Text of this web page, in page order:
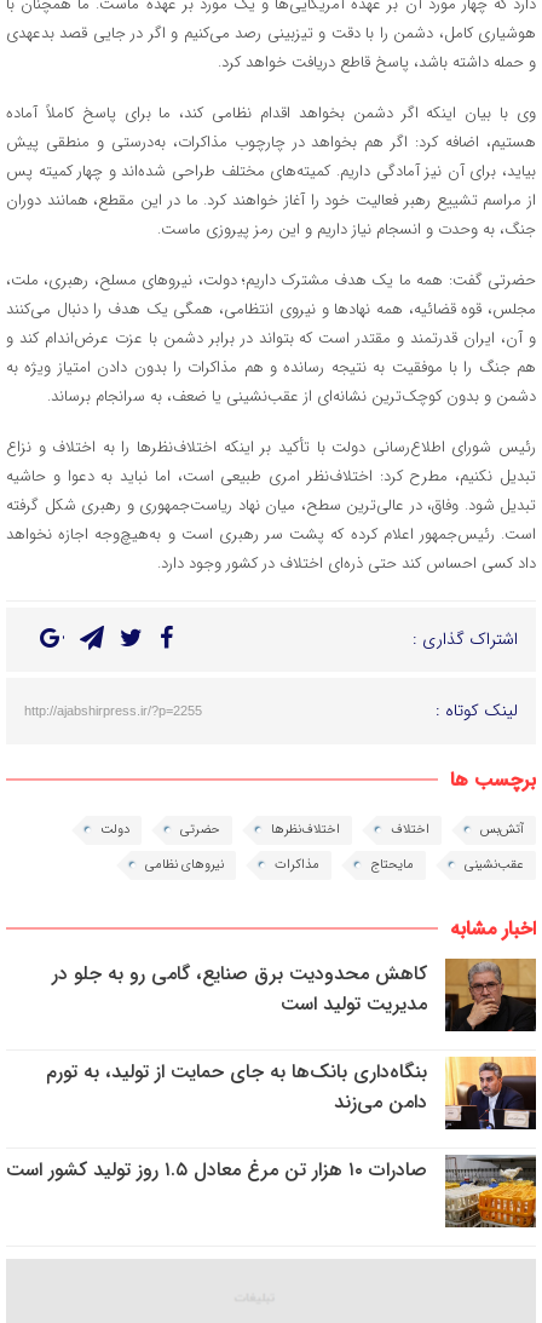
هوشیاری کامل، دشمن را با دقت و تیزبینی رصد می‌کنیم و اگر در جایی قصد بدعهدی
و حمله داشته باشد، پاسخ قاطع دریافت خواهد کرد.
وی با بیان اینکه اگر دشمن بخواهد اقدام نظامی کند، ما برای پاسخ کاملاً آماده
هستیم، اضافه کرد: اگر هم بخواهد در چارچوب مذاکرات، به‌درستی و منطقی پیش
بیاید، برای آن نیز آمادگی داریم. کمیته‌های مختلف طراحی شده‌اند و چهار کمیته پس
از مراسم تشییع رهبر فعالیت خود را آغاز خواهند کرد. ما در این مقطع، همانند دوران
جنگ، به وحدت و انسجام نیاز داریم و این رمز پیروزی ماست.
حضرتی گفت: همه ما یک هدف مشترک داریم؛ دولت، نیرو‌های مسلح، رهبری، ملت،
مجلس، قوه قضائیه، همه نهاد‌ها و نیروی انتظامی، همگی یک هدف را دنبال می‌کنند
و آن، ایران قدرتمند و مقتدر است که بتواند در برابر دشمن با عزت عرض‌اندام کند و
هم جنگ را با موفقیت به نتیجه رسانده و هم مذاکرات را بدون دادن امتیاز ویژه به
دشمن و بدون کوچک‌ترین نشانه‌ای از عقب‌نشینی یا ضعف، به سرانجام برساند.
رئیس شورای اطلاع‌رسانی دولت با تأکید بر اینکه اختلاف‌نظر‌ها را به اختلاف و نزاع
تبدیل نکنیم، مطرح کرد: اختلاف‌نظر امری طبیعی است، اما نباید به دعوا و حاشیه
تبدیل شود. وفاق، در عالی‌ترین سطح، میان نهاد ریاست‌جمهوری و رهبری شکل گرفته
است. رئیس‌جمهور اعلام کرده که پشت سر رهبری است و به‌هیچ‌وجه اجازه نخواهد
داد کسی احساس کند حتی ذره‌ای اختلاف در کشور وجود دارد.
اشتراک گذاری :
لینک کوتاه : http://ajabshirpress.ir/?p=2255
برچسب ها
آتش‌بس اختلاف اختلاف‌نظر‌ها حضرتی
دولت
عقب‌نشینی
مایحتاج مذاکرات نیرو‌های نظامی
اخبار مشابه
کاهش محدودیت برق صنایع، گامی رو به جلو در
مدیریت تولید است
بنگاه‌داری بانک‌ها به جای حمایت از تولید، به تورم
دامن می‌زند
صادرات ۱۰ هزار تن مرغ معادل ۱.۵ روز تولید کشور است